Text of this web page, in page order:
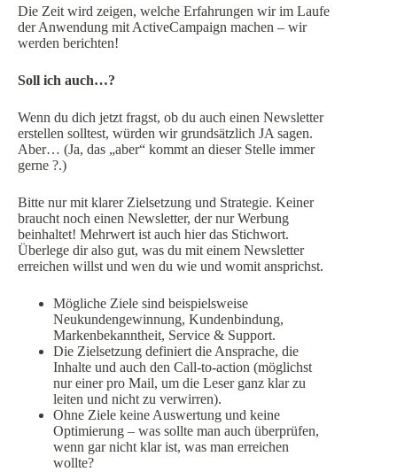
Die Zeit wird zeigen, welche Erfahrungen wir im Laufe
der Anwendung mit ActiveCampaign machen – wir
werden berichten!
Soll ich auch…?
Wenn du dich jetzt fragst, ob du auch einen Newsletter
erstellen solltest, würden wir grundsätzlich JA sagen.
Aber… (Ja, das „aber“ kommt an dieser Stelle immer
gerne ?.)
Bitte nur mit klarer Zielsetzung und Strategie. Keiner
braucht noch einen Newsletter, der nur Werbung
beinhaltet! Mehrwert ist auch hier das Stichwort.
Überlege dir also gut, was du mit einem Newsletter
erreichen willst und wen du wie und womit ansprichst.
Mögliche Ziele sind beispielsweise
Neukundengewinnung, Kundenbindung,
Markenbekanntheit, Service & Support.
Die Zielsetzung definiert die Ansprache, die
Inhalte und auch den Call-to-action (möglichst
nur einer pro Mail, um die Leser ganz klar zu
leiten und nicht zu verwirren).
Ohne Ziele keine Auswertung und keine
Optimierung – was sollte man auch überprüfen,
wenn gar nicht klar ist, was man erreichen
wollte?